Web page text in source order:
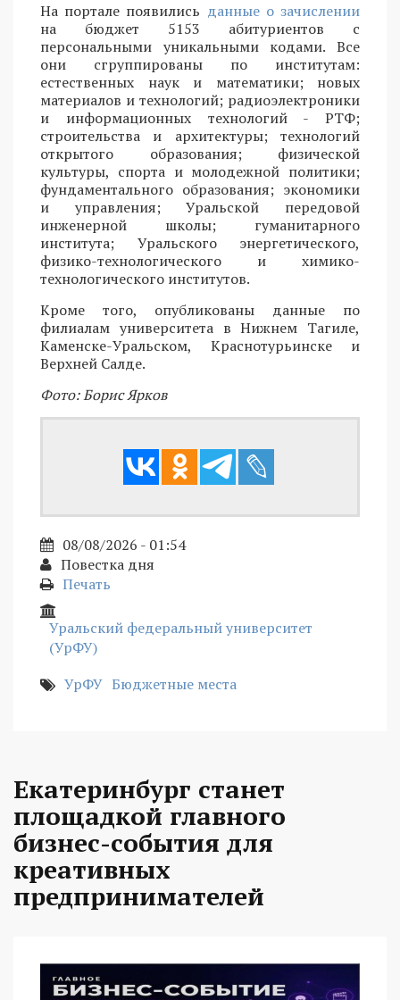
На портале появились данные о зачислении
на бюджет 5153 абитуриентов с
персональными уникальными кодами. Все
они сгруппированы по институтам:
естественных наук и математики; новых
материалов и технологий; радиоэлектроники
и информационных технологий - РТФ;
строительства и архитектуры; технологий
открытого образования; физической
культуры, спорта и молодежной политики;
фундаментального образования; экономики
и управления; Уральской передовой
инженерной школы; гуманитарного
института; Уральского энергетического,
физико-технологического и химико-
технологического институтов.
Кроме того, опубликованы данные по
филиалам университета в Нижнем Тагиле,
Каменске-Уральском, Краснотурьинске и
Верхней Салде.
Фото: Борис Ярков
08/08/2026 - 01:54
Повестка дня
Печать
Уральский федеральный университет
(УрФУ)
УрФУ Бюджетные места
Екатеринбург станет
площадкой главного
бизнес-события для
креативных
предпринимателей